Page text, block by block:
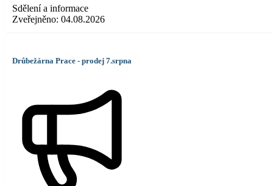
Sdělení a informace
Zveřejněno: 04.08.2026
Drůbežárna Prace - prodej 7.srpna